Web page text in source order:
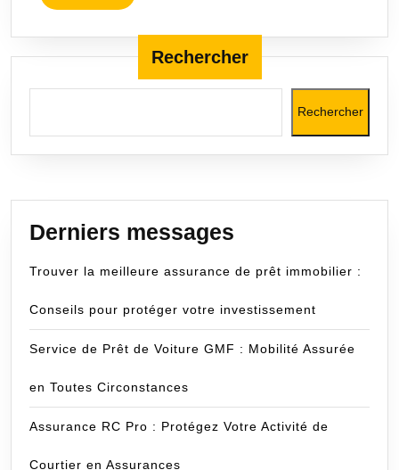
MORE
Rechercher
Rechercher
Derniers messages
Trouver la meilleure assurance de prêt immobilier :
Conseils pour protéger votre investissement
Service de Prêt de Voiture GMF : Mobilité Assurée
en Toutes Circonstances
Assurance RC Pro : Protégez Votre Activité de
Courtier en Assurances